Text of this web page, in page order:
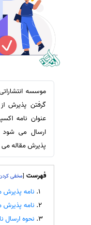
ترجمه عربی به فارسی
مشاهده همه زبان ها
سفارش ویرایش
سفارش پارافریز
سفارش فرمت‌بندی
سفارش کاهش
سفارش معرفی مقاله
سفارش معرفی کتاب
سفارش چکیده
سفارش ترجمه
سفارش گویندگی
سفارش تولید محتوا
سفارش چکیده
سفارش تهیه کاورلتر
موسسه
گرفتن پذیرش
عنوان نامه
ارسال می شود
پذیرش مقاله
فهرست [
نامه پذیرش
نامه
نحوه ارسال